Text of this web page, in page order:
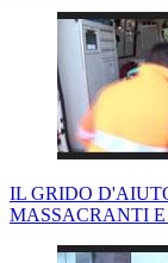
IL GRIDO
MASSACRANTI